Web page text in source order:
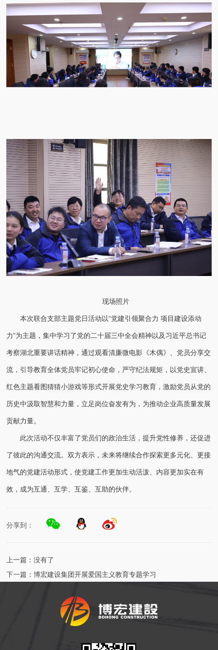
现场照片
本次联合支部主题党日活动以“党建引领聚合力 项目建设添动
力”为主题，集中学习了党的二十届三中全会精神以及习近平总书记
考察湖北重要讲话精神，通过观看清廉微电影《木偶》、党员分享交
流，引导教育全体党员牢记初心使命，严守纪法规矩，以党史宣讲、
红色主题看图猜猜小游戏等形式开展党史学习教育，激励党员从党的
历史中汲取智慧和力量，立足岗位奋发有为，为推动企业高质量发展
贡献力量。
此次活动不仅丰富了党员们的政治生活，提升党性修养，还促进
了彼此的沟通交流。双方表示，未来将继续合作探索更多元化、更接
地气的党建活动形式，使党建工作更加生动活泼、内容更加实在有
效，成为互通、互学、互鉴、互助的伙伴。
分享到：
上一篇：没有了
下一篇：博宏建设集团开展爱国主义教育专题学习